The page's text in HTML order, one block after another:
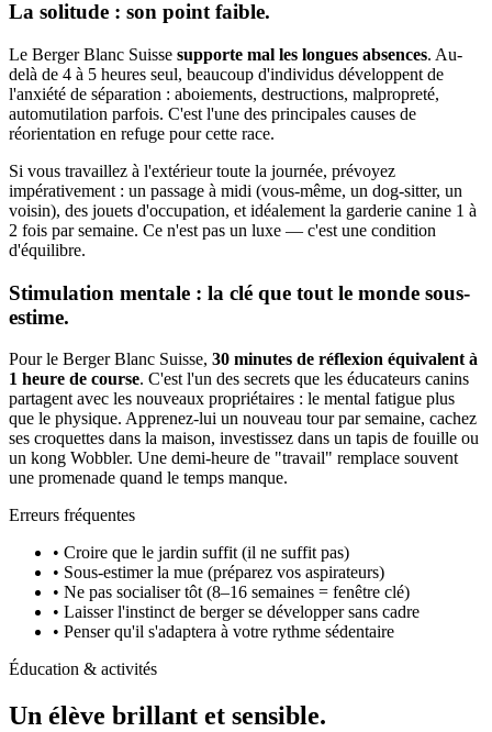
La solitude : son point faible.
Le Berger Blanc Suisse supporte mal les longues absences. Au-
delà de 4 à 5 heures seul, beaucoup d'individus développent de
l'anxiété de séparation : aboiements, destructions, malpropreté,
automutilation parfois. C'est l'une des principales causes de
réorientation en refuge pour cette race.
Si vous travaillez à l'extérieur toute la journée, prévoyez
impérativement : un passage à midi (vous-même, un dog-sitter, un
voisin), des jouets d'occupation, et idéalement la garderie canine 1 à
2 fois par semaine. Ce n'est pas un luxe — c'est une condition
d'équilibre.
Stimulation mentale : la clé que tout le monde sous-
estime.
Pour le Berger Blanc Suisse, 30 minutes de réflexion équivalent à
1 heure de course. C'est l'un des secrets que les éducateurs canins
partagent avec les nouveaux propriétaires : le mental fatigue plus
que le physique. Apprenez-lui un nouveau tour par semaine, cachez
ses croquettes dans la maison, investissez dans un tapis de fouille ou
un kong Wobbler. Une demi-heure de "travail" remplace souvent
une promenade quand le temps manque.
Erreurs fréquentes
• Croire que le jardin suffit (il ne suffit pas)
• Sous-estimer la mue (préparez vos aspirateurs)
• Ne pas socialiser tôt (8–16 semaines = fenêtre clé)
• Laisser l'instinct de berger se développer sans cadre
• Penser qu'il s'adaptera à votre rythme sédentaire
Éducation & activités
Un élève brillant et sensible.